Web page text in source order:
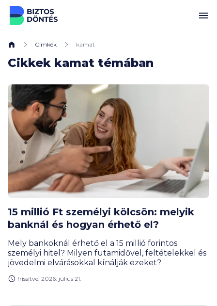
Ugrás a tartalomhoz
Címkék kamat
Cikkek kamat témában
15 millió Ft személyi kölcsön: melyik
banknál és hogyan érhető el?
Mely bankoknál érhető el a 15 millió forintos
személyi hitel? Milyen futamidővel, feltételekkel és
jövedelmi elvárásokkal kínálják ezeket?
frissítve: 2026. július 21.